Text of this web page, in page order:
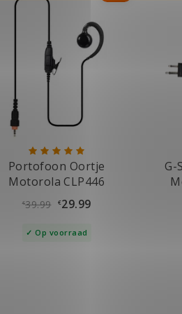
Portofoon Oortje
Motorola CLP446
€39.99 €29.99
Op voorraad
G-